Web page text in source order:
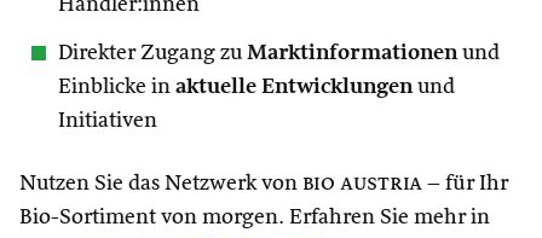
Händler:innen
Direkter Zugang zuMarktinformationenund
Einblicke in aktuelle Entwicklungenund
Initiativen
Nutzen Sie das Netzwerk von bio austria – für Ihr
Bio-Sortiment von morgen. Erfahren Sie mehr in